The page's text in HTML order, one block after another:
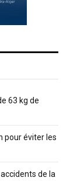
63 kg de
pour éviter les
de la